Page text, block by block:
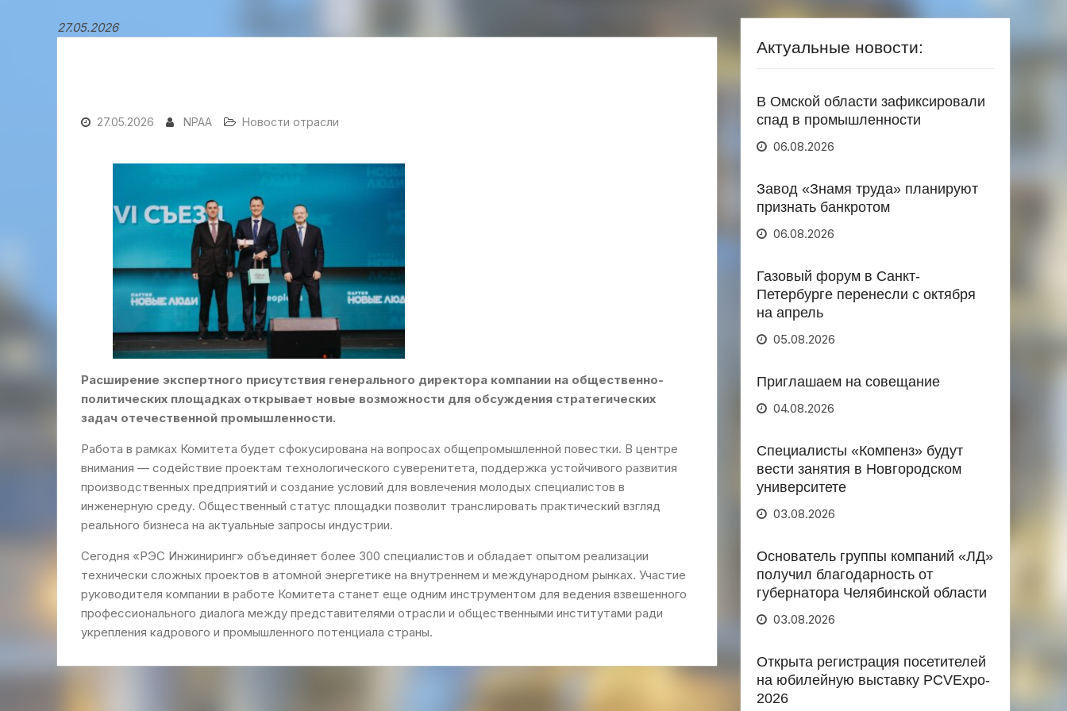
27.05.2026
27.05.2026 NPAA Новости отрасли
Расширение экспертного присутствия генерального директора компании на общественно-
политических площадках открывает новые возможности для обсуждения стратегических
задач отечественной промышленности.
Работа в рамках Комитета будет сфокусирована на вопросах общепромышленной повестки. В центре
внимания — содействие проектам технологического суверенитета, поддержка устойчивого развития
производственных предприятий и создание условий для вовлечения молодых специалистов в
инженерную среду. Общественный статус площадки позволит транслировать практический взгляд
реального бизнеса на актуальные запросы индустрии.
Сегодня «РЭС Инжиниринг» объединяет более 300 специалистов и обладает опытом реализации
технически сложных проектов в атомной энергетике на внутреннем и международном рынках. Участие
руководителя компании в работе Комитета станет еще одним инструментом для ведения взвешенного
профессионального диалога между представителями отрасли и общественными институтами ради
укрепления кадрового и промышленного потенциала страны.
Актуальные новости:
В Омской области зафиксировали
спад в промышленности
06.08.2026
Завод «Знамя труда» планируют
признать банкротом
06.08.2026
Газовый форум в Санкт-
Петербурге перенесли с октября
на апрель
05.08.2026
Приглашаем на совещание
04.08.2026
Специалисты «Компенз» будут
вести занятия в Новгородском
университете
03.08.2026
Основатель группы компаний «ЛД»
получил благодарность от
губернатора Челябинской области
03.08.2026
Открыта регистрация посетителей
на юбилейную выставку PCVExpo-
2026